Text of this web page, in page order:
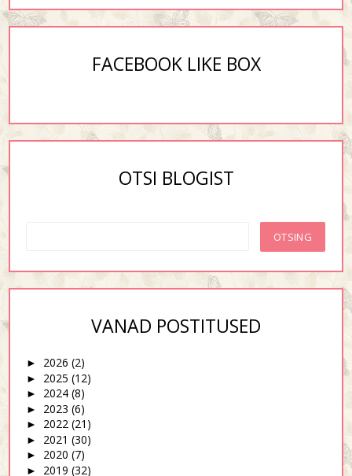
FACEBOOK LIKE BOX
OTSI BLOGIST
VANAD POSTITUSED
► 2026 (2)
► 2025 (12)
► 2024 (8)
► 2023 (6)
► 2022 (21)
► 2021 (30)
► 2020 (7)
► 2019 (32)